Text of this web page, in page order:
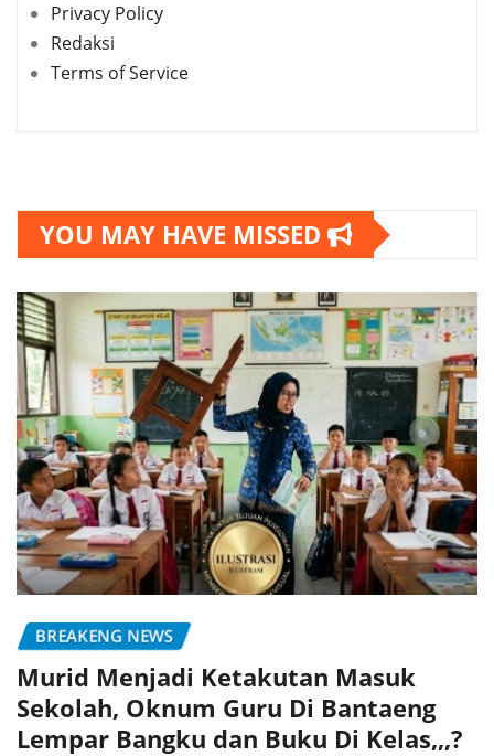
Privacy Policy
Redaksi
Terms of Service
YOU MAY HAVE MISSED
BREAKENG NEWS
Murid Menjadi Ketakutan Masuk
Sekolah, Oknum Guru Di Bantaeng
Lempar Bangku dan Buku Di Kelas,,,?